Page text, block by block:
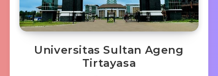
Universitas Sultan Ageng
Tirtayasa